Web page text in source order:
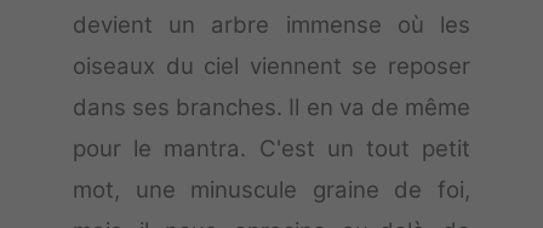
devient un arbre immense où les
oiseaux du ciel viennent se reposer
dans ses branches. Il en va de même
pour le mantra. C'est un tout petit
mot, une minuscule graine de foi,